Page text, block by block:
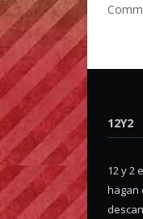
12Y2
12 y 2
hagan